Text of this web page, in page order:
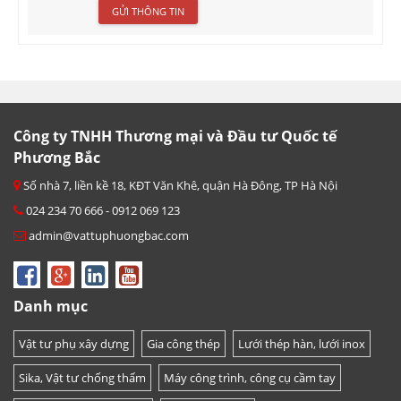
Công ty TNHH Thương mại và Đầu tư Quốc tế
Phương Bắc
Số nhà 7, liền kề 18, KĐT Văn Khê, quận Hà Đông, TP Hà Nội
024 234 70 666 - 0912 069 123
admin@vattuphuongbac.com
Danh mục
Vật tư phụ xây dựng Gia công thép Lưới thép hàn, lưới inox
Sika, Vật tư chống thấm Máy công trình, công cụ cầm tay